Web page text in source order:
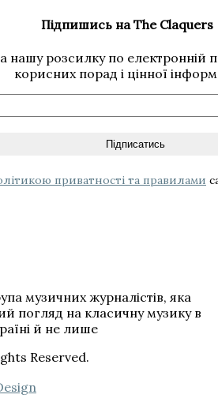
Підпишись на The Claquers
нашу розсилку по електронній
корисних порад і цінної
приватності та правилами
музичних журналістів, яка
погляд на класичну музику в
й не лише
Reserved.